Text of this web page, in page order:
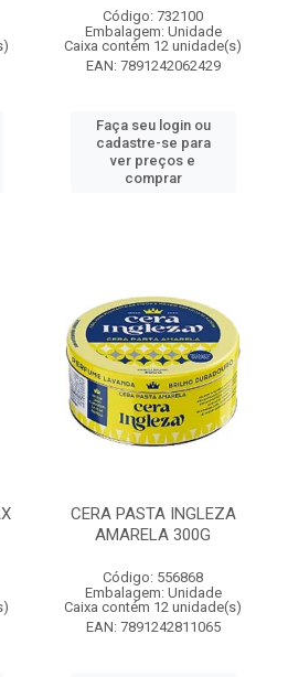
Código: 732100
Embalagem: Unidade
Caixa contém 12 unidade(s)
EAN: 7891242062429
Faça seu login ou
cadastre-se para
ver preços e
comprar
CERA PASTA INGLEZA
AMARELA 300G
Código: 556868
Embalagem: Unidade
Caixa contém 12 unidade(s)
EAN: 7891242811065